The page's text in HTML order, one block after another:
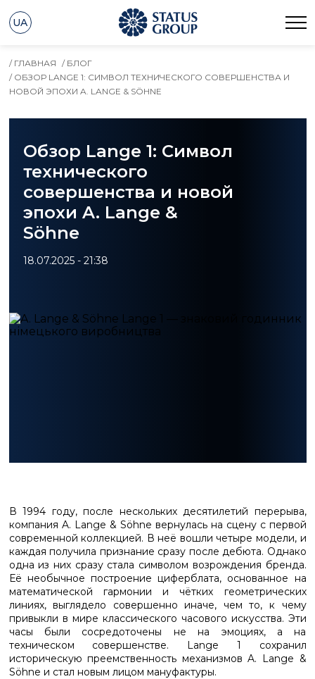
UA
/ ГЛАВНАЯ / БЛОГ
/ ОБЗОР LANGE 1: СИМВОЛ ТЕХНИЧЕСКОГО СОВЕРШЕНСТВА И
НОВОЙ ЭПОХИ A. LANGE & SÖHNE
Обзор Lange 1: Символ
технического
совершенства и новой
эпохи A. Lange &
Söhne
18.07.2025 - 21:38
В 1994 году, после нескольких десятилетий перерыва,
компания A. Lange & Söhne вернулась на сцену с первой
современной коллекцией. В неё вошли четыре модели, и
каждая получила признание сразу после дебюта. Однако
одна из них сразу стала символом возрождения бренда.
Её необычное построение циферблата, основанное на
математической гармонии и чётких геометрических
линиях, выглядело совершенно иначе, чем то, к чему
привыкли в мире классического часового искусства. Эти
часы были сосредоточены не на эмоциях, а на
техническом совершенстве. Lange 1 сохранил
историческую преемственность механизмов A. Lange &
Söhne и стал новым лицом мануфактуры.